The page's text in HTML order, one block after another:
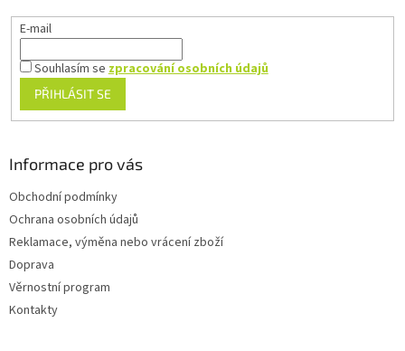
E-mail
Souhlasím sezpracování osobních údajů
PŘIHLÁSIT SE
Informace pro vás
Obchodní podmínky
Ochrana osobních údajů
Reklamace, výměna nebo vrácení zboží
Doprava
Věrnostní program
Kontakty